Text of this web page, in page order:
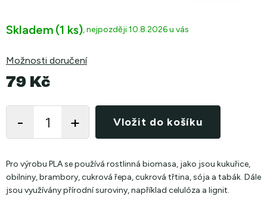
Skladem (1 ks) 10.8.2026
Možnosti doručení
79 Kč
cena:
Vložit do košíku
Pro výrobu PLA se používá rostlinná biomasa, jako jsou kukuřice,
obilniny, brambory, cukrová řepa, cukrová třtina, sója a tabák. Dále
jsou využívány přírodní suroviny, například celulóza a lignit.